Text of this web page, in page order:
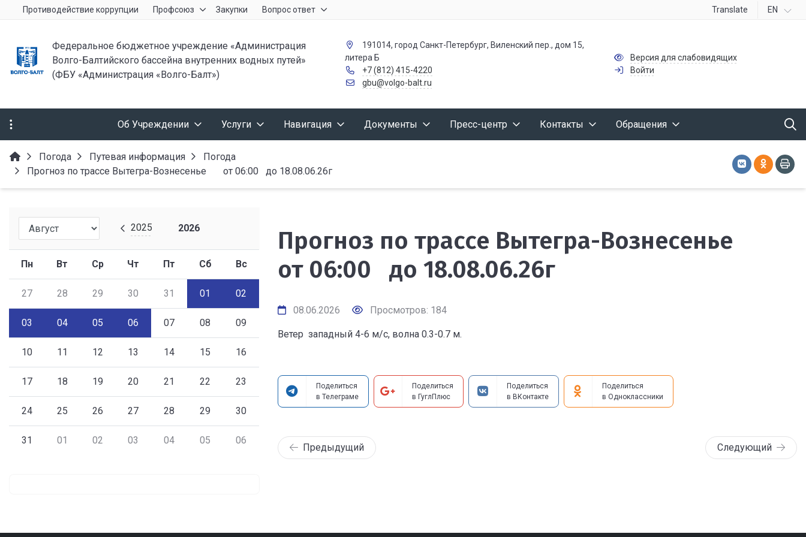
Противодействие коррупции Профсоюз Закупки Вопрос ответ Translate EN
Федеральное бюджетное учреждение «Администрация
Волго-Балтийского бассейна внутренних водных путей»
(ФБУ «Администрация «Волго-Балт»)
191014, город Санкт-Петербург, Виленский пер., дом 15,
литера Б
+7 (812) 415-4220
gbu@volgo-balt.ru
Версия для слабовидящих
Войти
Об Учреждении Услуги Навигация Документы Пресс-центр Контакты Обращения
Погода Путевая информация
Погода
Прогноз по трассе Вытегра-Вознесенье от 06:00 до 18.08.06.26г
2025 2026
Пн Вт Ср Чт Пт Сб Вс
27 28 29 30 31 01 02
03 04 05 06 07 08 09
10 11 12 13 14 15 16
17 18 19 20 21 22 23
24 25 26 27 28 29 30
31 01 02 03 04 05 06
Прогноз по трассе Вытегра-Вознесенье
от 06:00 до 18.08.06.26г
08.06.2026 Просмотров: 184
Ветер западный 4-6 м/с, волна 0.3-0.7 м.
Поделиться
в Телеграме
Поделиться
в ГуглПлюс
Поделиться
в ВКонтакте
Поделиться
в Одноклассники
Предыдущий Следующий